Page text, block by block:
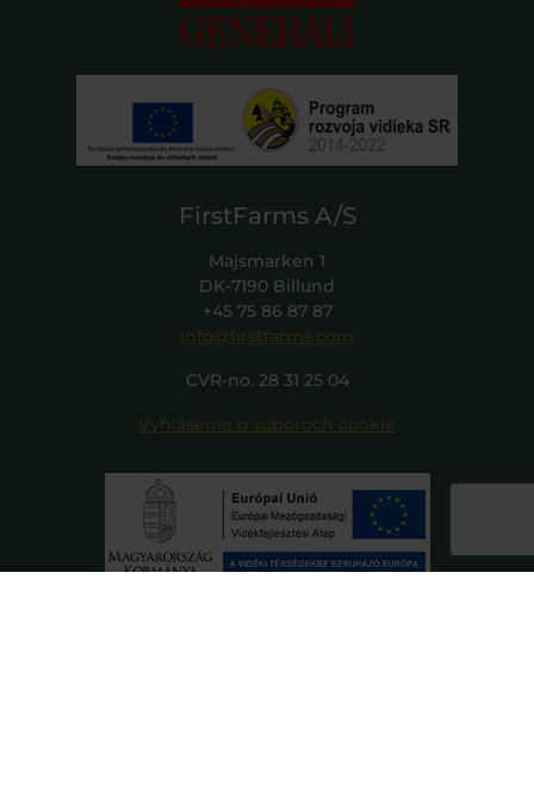
FirstFarms A/S
Majsmarken 1
DK-7190 Billund
+45 75 86 87 87
info@firstfarms.com
CVR-no. 28 31 25 04
Vyhlásenie o súboroch cookie